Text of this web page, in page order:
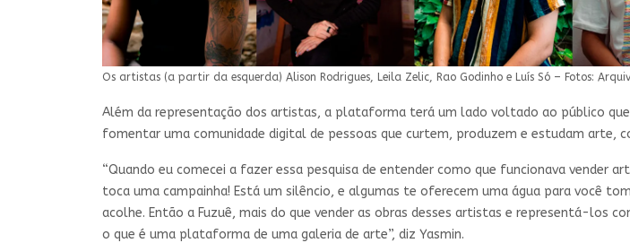
Os artistas (a partir da esquerda) Alison Rodrigues, Leila Zelic, Rao Godinho e Luís Só – Fotos:
Além da representação dos artistas, a plataforma terá um lado voltado ao público
fomentar uma comunidade digital de pessoas que curtem, produzem e estudam arte,
“Quando eu comecei a fazer essa pesquisa de entender como que funcionava vender
toca uma campainha! Está um silêncio, e algumas te oferecem uma água para você
acolhe. Então a Fuzuê, mais do que vender as obras desses artistas e representá-los
o que é uma plataforma de uma galeria de arte”, diz Yasmin.